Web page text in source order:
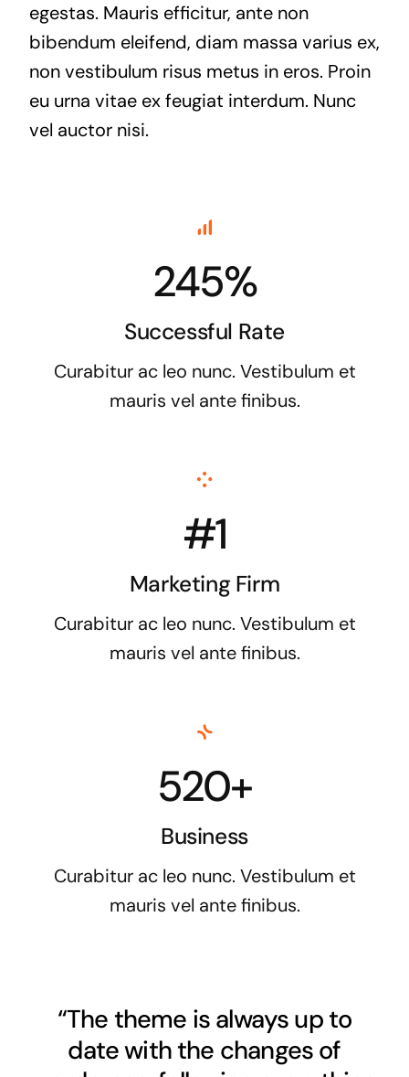
egestas. Mauris efficitur, ante non
bibendum eleifend, diam massa varius ex,
non vestibulum risus metus in eros. Proin
eu urna vitae ex feugiat interdum. Nunc
vel auctor nisi.
245%
Successful Rate
Curabitur ac leo nunc. Vestibulum et
mauris vel ante finibus.
#1
Marketing Firm
Curabitur ac leo nunc. Vestibulum et
mauris vel ante finibus.
520+
Business
Curabitur ac leo nunc. Vestibulum et
mauris vel ante finibus.
“The theme is always up to
date with the changes of